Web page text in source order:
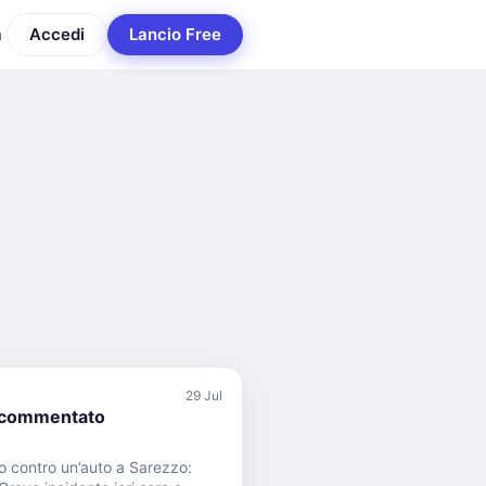
Accedi Lancio Free
29 Jul
contro un’auto a Sarezzo: